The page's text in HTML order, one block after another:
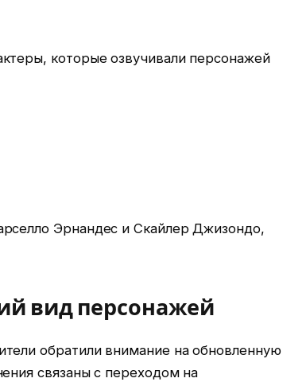
которые озвучивали персонажей
Эрнандес и Скайлер Джизондо,
вид персонажей
обратили внимание на обновленную
связаны с переходом на